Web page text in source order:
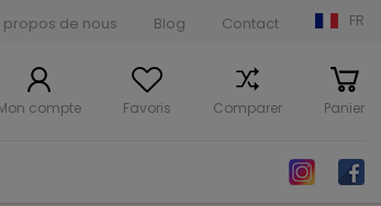
propos de nous Blog Contact FR
compte Favoris Comparer Panier